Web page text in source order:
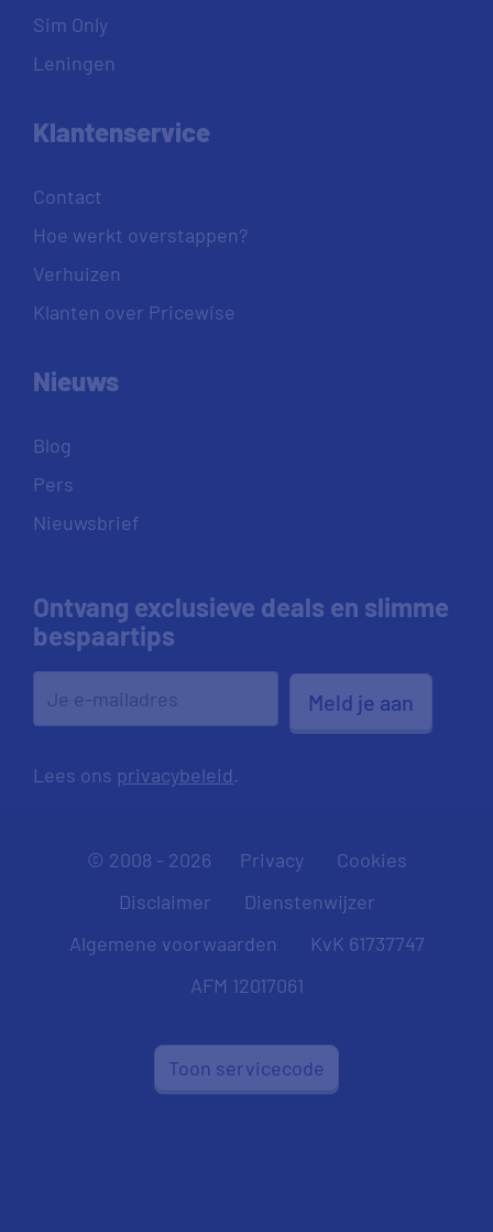
Sim Only
Leningen
Klantenservice
Contact
Hoe werkt overstappen?
Verhuizen
Klanten over Pricewise
Nieuws
Blog
Pers
Nieuwsbrief
Ontvang exclusieve deals en slimme
bespaartips
Meld je aan
Lees ons privacybeleid.
© 2008 - 2026 Privacy
Cookies
Disclaimer
Dienstenwijzer
Algemene voorwaarden
KvK 61737747
AFM 12017061
Toon servicecode